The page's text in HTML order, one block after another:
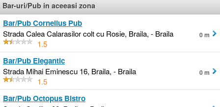
Bar-uri/Pub in aceeasi zona
Bar/Pub Cornelius Pub
Strada Calea Calarasilor colt cu Rosie, Braila, - Braila
1.5
0 m
Bar/Pub Elegantic
Strada Mihai Eminescu 16, Braila, - Braila
1.5
0 m
Bar/Pub Octopus Bistro